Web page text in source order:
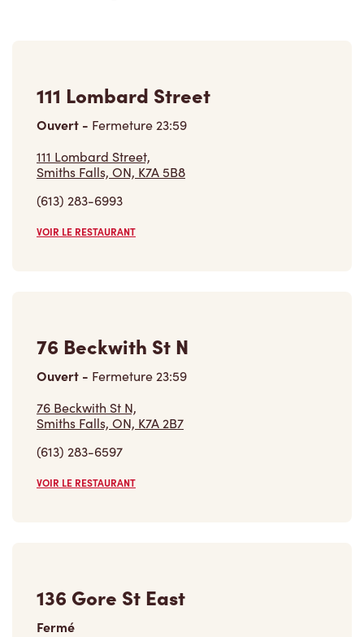
111 Lombard Street
Ouvert - Fermeture23:59
111 Lombard Street,
Smiths Falls, ON, K7A 5B8
(613) 283-6993
VOIR LE RESTAURANT
76 Beckwith St N
Ouvert - Fermeture23:59
76 Beckwith St N,
Smiths Falls, ON, K7A 2B7
(613) 283-6597
VOIR LE RESTAURANT
136 Gore St East
Fermé